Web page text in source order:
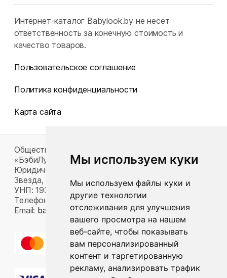
Мы используем куки
Мы используем файлы куки и
другие технологии
отслеживания для улучшения
вашего просмотра на нашем
веб-сайте, чтобы показывать
вам персонализированный
контент и таргетированную
рекламу, анализировать трафик
Интернет-каталог Babylook.by не несет
ответственность за конечную стоимость и
качество товаров.
Пользовательское соглашение
Политика конфиденциальности
Карта сайта
Общество с ограниченной ответственностью
«БэбиЛук»
Юридический адрес: 220117, г. Минск, пр-т Газеты
Звезда, д. 16, пом. 52
УНП: 193815124
Телефон:
+375 33 392 66 63
Email: babylook.gm@gmail.com .